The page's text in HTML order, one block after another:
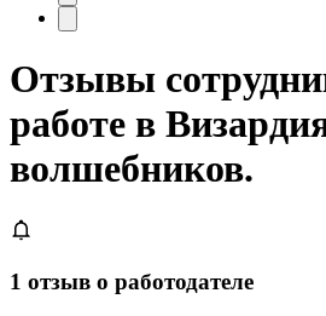
Отзывы
работе в
волшебников.
1 отзыв о работодателе